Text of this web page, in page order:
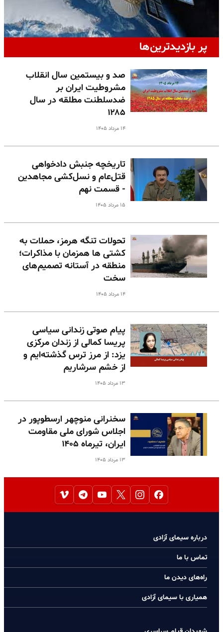
پر بازدیدترین‌ها
صد و بیستمین سال انقلاب
مشروطیت ایران بر
ضدسلطنت مطلقه در سال
۱۲۸۵
۱۴ مرداد ۱۴۰۵
تاریخچه جنبش دادخواهی
قتل‌عام و نسل‌کشی مجاهدین
- قسمت نهم
۱۵ مرداد ۱۴۰۵
تحولات تنگه هرمز، حملات به
کشتی ها همزمان با مذاکرات؛
منطقه در آستانه تصمیم‌های
سخت
۱۴ مرداد ۱۴۰۵
پیام صوتی زندانی سیاسی
پریسا کمالی از زندان مرکزی
یزد: از مرز ترس گذشته‌ایم و
از خشم سرشاریم
۱۳ مرداد ۱۴۰۵
سخنرانی منوچهر ارسطوپور در
اجلاس شورای ملی مقاومت
ایران، تیرماه ۱۴۰۵
۱۳ مرداد ۱۴۰۵
درباره سیمای آزادی
تماس با ما
راه‌های دیدن ما
همیاری با سیمای آزادی